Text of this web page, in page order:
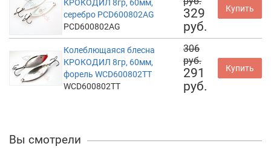
КРОКОДИЛ 8гр, 60мм,
серебро PCD600802AG
PCD600802AG
329
руб.
Купить
Колеблющаяся блесна
КРОКОДИЛ 8гр, 60мм,
форель WCD600802TT
WCD600802TT
306
руб.
291
руб.
Купить
Вы смотрели